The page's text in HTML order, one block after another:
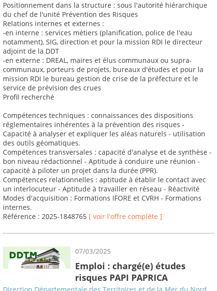
Positionnement dans la structure : sous l'autorité hiérarchique
du chef de l'unité Prévention des Risques
Relations internes et externes :
-en interne : services métiers (planification, police de l'eau
notamment), SIG, direction et pour la mission RDI le directeur
adjoint de la DDT
-en externe : DREAL, maires et élus communaux ou supra-
communaux, porteurs de projets, bureaux d'études et pour la
mission RDI le bureau gestion de crise de la préfecture et le
service de prévision des crues
Profil recherché
Compétences techniques : connaissances des dispositions
réglementaires inhérentes à la prévention des risques -
Capacité à analyser et expliquer les aléas naturels - utilisation
des outils géomatiques.
Compétences transversales : capacité d'analyse et de synthèse -
bon niveau rédactionnel - Aptitude à conduire une réunion -
capacité à piloter un projet dans la durée (PPR).
Compétences relationnelles : aptitude à établir le contact avec
un interlocuteur - Aptitude à travailler en réseau - Réactivité
Modes d'acquisition : Formations IFORE et CVRH - Formations
internes.
Référence : 2025-1848765 [ voir l'offre complète ]
07/03/2025
Emploi : chargé(e) études
risques PAPI PAPRICA